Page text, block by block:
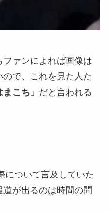
ファンによれば画像は
ので、これを見た人た
こち」 だと言われる
について言及していた
が出るのは時間の問